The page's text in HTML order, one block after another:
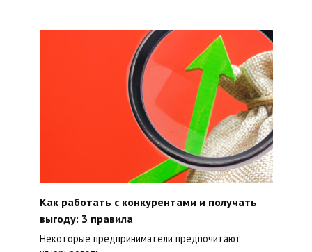
Как работать с конкурентами и получать
выгоду: 3 правила
Некоторые предприниматели предпочитают